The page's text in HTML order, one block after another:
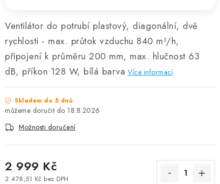
Ventilátor do potrubí plastový, diagonální, dvě
rychlosti - max. průtok vzduchu 840 m³/h,
připojení k průměru 200 mm, max. hlučnost 63
dB, příkon 128 W, bílá barva Více informací
Skladem do 5 dnů
18.8.2026
Možnosti doručení
2 999 Kč
2 478,51 Kč bez DPH